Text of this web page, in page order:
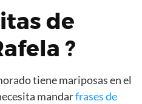
de
?
tiene mariposas en el
mandarfrases de